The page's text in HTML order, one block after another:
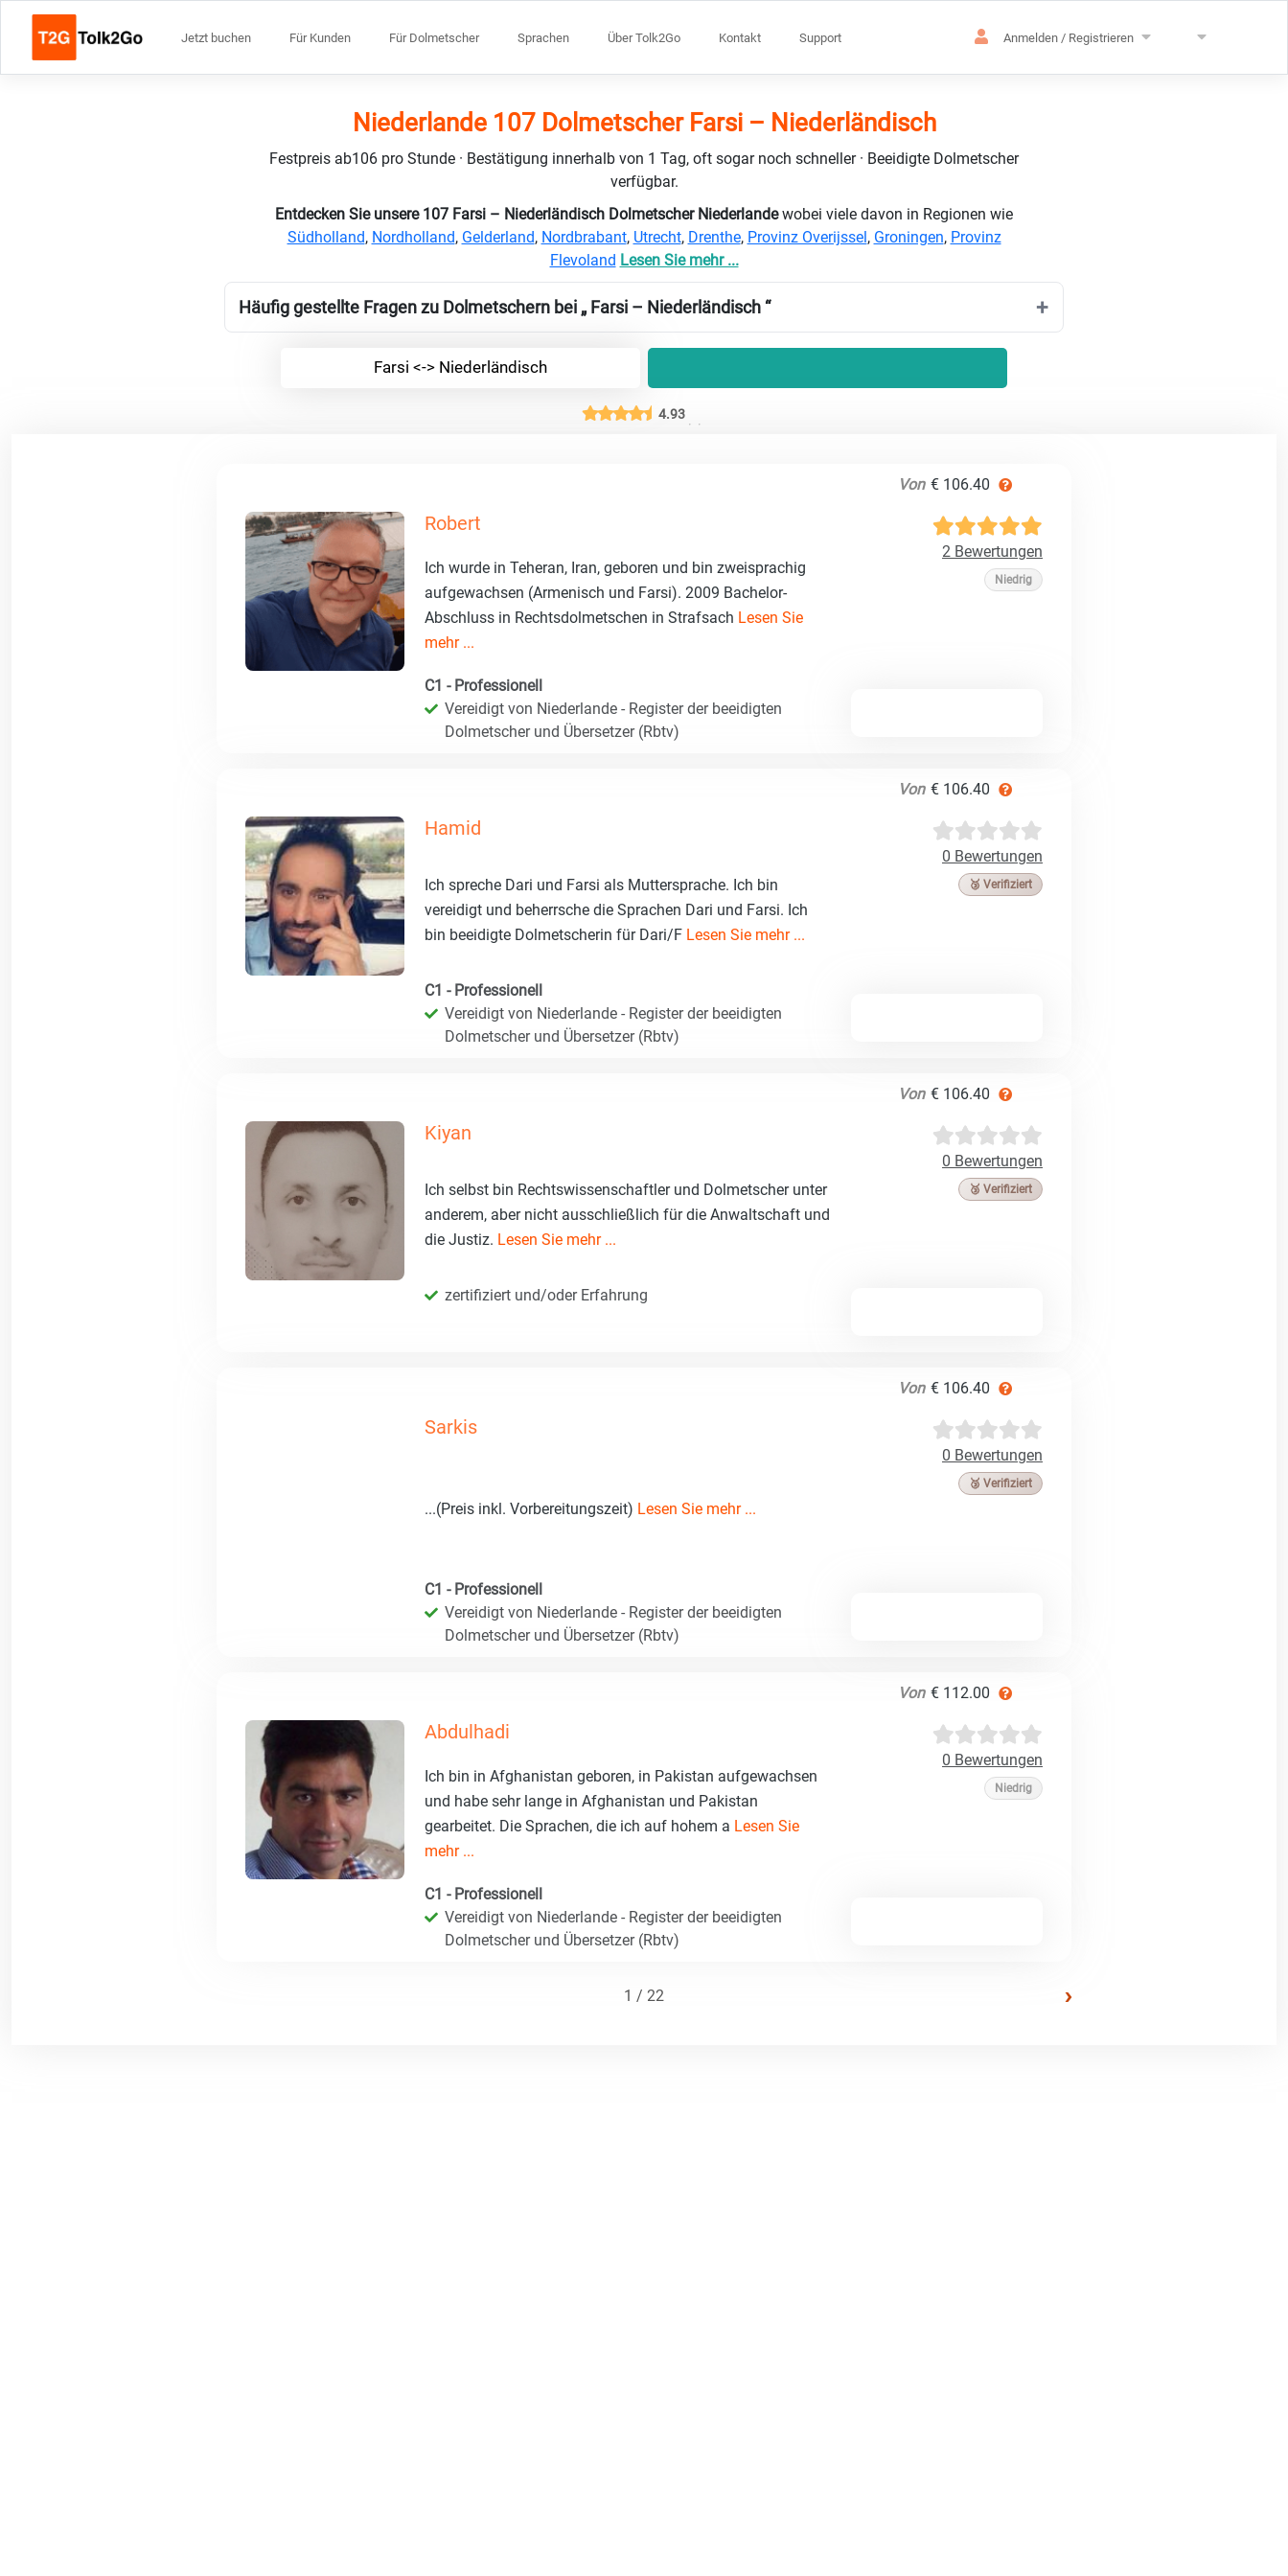
Jetzt buchen Für Kunden Für Dolmetscher Sprachen Über Tolk2Go Kontakt Support Anmelden / Registrieren
Niederlande 107 Dolmetscher Farsi – Niederländisch
Festpreis ab106 pro Stunde · Bestätigung innerhalb von 1 Tag, oft sogar noch schneller · Beeidigte Dolmetscher
verfügbar.
Entdecken Sie unsere 107 Farsi – Niederländisch Dolmetscher Niederlandewobei viele davon in Regionen wie
Südholland, Nordholland, Gelderland, Nordbrabant, Utrecht, Drenthe, Provinz Overijssel, Groningen, Provinz
Flevoland Lesen Sie mehr ...
Häufig gestellte Fragen zu Dolmetschern bei „ Farsi – Niederländisch “
Farsi <-> Niederländisch
4.93
Von € 106.40
Robert
2 Bewertungen
Niedrig
Ich wurde in Teheran, Iran, geboren und bin zweisprachig
aufgewachsen (Armenisch und Farsi). 2009 Bachelor-
Abschluss in Rechtsdolmetschen in Strafsach Lesen Sie
mehr ...
C1 - Professionell
Vereidigt von Niederlande - Register der beeidigten
Dolmetscher und Übersetzer (Rbtv)
Von € 106.40
Hamid
0 Bewertungen
🥉 Verifiziert
Ich spreche Dari und Farsi als Muttersprache. Ich bin
vereidigt und beherrsche die Sprachen Dari und Farsi. Ich
bin beeidigte Dolmetscherin für Dari/F Lesen Sie mehr ...
C1 - Professionell
Vereidigt von Niederlande - Register der beeidigten
Dolmetscher und Übersetzer (Rbtv)
Von € 106.40
Kiyan
0 Bewertungen
🥉 Verifiziert
Ich selbst bin Rechtswissenschaftler und Dolmetscher unter
anderem, aber nicht ausschließlich für die Anwaltschaft und
die Justiz. Lesen Sie mehr ...
zertifiziert und/oder Erfahrung
Von € 106.40
Sarkis
0 Bewertungen
🥉 Verifiziert
...(Preis inkl. Vorbereitungszeit) Lesen Sie mehr ...
C1 - Professionell
Vereidigt von Niederlande - Register der beeidigten
Dolmetscher und Übersetzer (Rbtv)
Von € 112.00
Abdulhadi
0 Bewertungen
Niedrig
Ich bin in Afghanistan geboren, in Pakistan aufgewachsen
und habe sehr lange in Afghanistan und Pakistan
gearbeitet. Die Sprachen, die ich auf hohem a Lesen Sie
mehr ...
C1 - Professionell
Vereidigt von Niederlande - Register der beeidigten
Dolmetscher und Übersetzer (Rbtv)
1 / 22 ›